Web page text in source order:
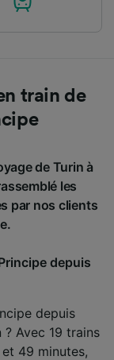
train de
de Turin à
les
par nos clients
depuis
depuis
Avec 19 trains
49 minutes,